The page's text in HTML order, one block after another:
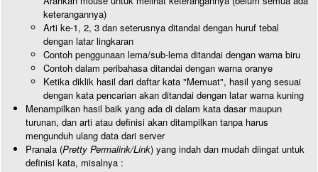
keterangannya)
Arti ke-1, 2, 3 dan seterusnya ditandai dengan huruf tebal
dengan latar lingkaran
Contoh penggunaan lema/sub-lema ditandai dengan warna biru
Contoh dalam peribahasa ditandai dengan warna oranye
Ketika diklik hasil dari daftar kata "Memuat", hasil yang sesuai
dengan kata pencarian akan ditandai dengan latar warna kuning
Menampilkan hasil baik yang ada di dalam kata dasar maupun
turunan, dan arti atau definisi akan ditampilkan tanpa harus
mengunduh ulang data dari server
Pranala (Pretty Permalink/Link) yang indah dan mudah diingat untuk
definisi kata, misalnya :